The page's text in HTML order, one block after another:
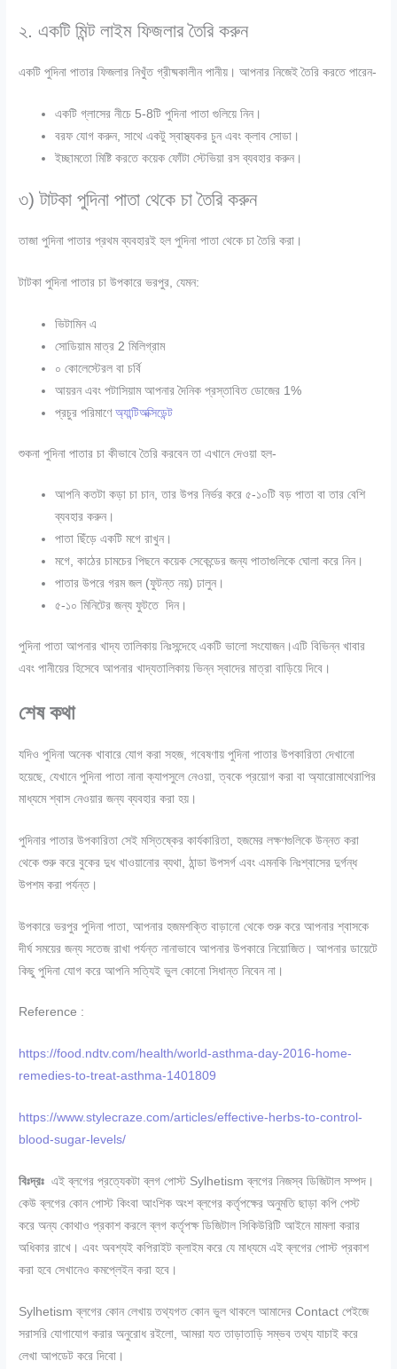
২. একটি মিন্ট লাইম ফিজলার তৈরি করুন
একটি পুদিনা পাতার ফিজলার নিখুঁত গ্রীষ্মকালীন পানীয়। আপনার নিজেই তৈরি করতে পারেন-
একটি গ্লাসের নীচে 5-8টি পুদিনা পাতা গুলিয়ে নিন।
বরফ যোগ করুন, সাথে একটু স্বাস্থ্যকর চুন এবং ক্লাব সোডা।
ইচ্ছামতো মিষ্টি করতে কয়েক ফোঁটা স্টেভিয়া রস ব্যবহার করুন।
৩) টাটকা পুদিনা পাতা থেকে চা তৈরি করুন
তাজা পুদিনা পাতার প্রথম ব্যবহারই হল পুদিনা পাতা থেকে চা তৈরি করা।
টাটকা পুদিনা পাতার চা উপকারে ভরপুর, যেমন:
ভিটামিন এ
সোডিয়াম মাত্র 2 মিলিগ্রাম
০ কোলেস্টেরল বা চর্বি
আয়রন এবং পটাসিয়াম আপনার দৈনিক প্রস্তাবিত ডোজের 1%
প্রচুর পরিমাণেঅ্যান্টিঅক্সিডেন্ট
শুকনা পুদিনা পাতার চা কীভাবে তৈরি করবেন তা এখানে দেওয়া হল-
আপনি কতটা কড়া চা চান, তার উপর নির্ভর করে ৫-১০টি বড় পাতা বা তার বেশি
ব্যবহার করুন।
পাতা ছিঁড়ে একটি মগে রাখুন।
মগে, কাঠের চামচের পিছনে কয়েক সেকেন্ডের জন্য পাতাগুলিকে ঘোলা করে নিন।
পাতার উপরে গরম জল (ফুটন্ত নয়) ঢালুন।
৫-১০ মিনিটের জন্য ফুটতে দিন।
পুদিনা পাতা আপনার খাদ্য তালিকায় নিঃসন্দেহে একটি ভালো সংযোজন।এটি বিভিন্ন খাবার
এবং পানীয়ের হিসেবে আপনার খাদ্যতালিকায় ভিন্ন স্বাদের মাত্রা বাড়িয়ে দিবে।
শেষ কথা
যদিও পুদিনা অনেক খাবারে যোগ করা সহজ, গবেষণায় পুদিনা পাতার উপকারিতা দেখানো
হয়েছে, যেখানে পুদিনা পাতা নানা ক্যাপসুলে নেওয়া, ত্বকে প্রয়োগ করা বা অ্যারোমাথেরাপির
মাধ্যমে শ্বাস নেওয়ার জন্য ব্যবহার করা হয়।
পুদিনার পাতার উপকারিতা সেই মস্তিষ্কের কার্যকারিতা, হজমের লক্ষণগুলিকে উন্নত করা
থেকে শুরু করে বুকের দুধ খাওয়ানোর ব্যথা, ঠান্ডা উপসর্গ এবং এমনকি নিঃশ্বাসের দুর্গন্ধ
উপশম করা পর্যন্ত।
উপকারে ভরপুর পুদিনা পাতা, আপনার হজমশক্তি বাড়ানো থেকে শুরু করে আপনার শ্বাসকে
দীর্ঘ সময়ের জন্য সতেজ রাখা পর্যন্ত নানাভাবে আপনার উপকারে নিয়োজিত। আপনার ডায়েটে
কিছু পুদিনা যোগ করে আপনি সত্যিই ভুল কোনো সিধান্ত নিবেন না।
Reference :
https://food.ndtv.com/health/world-asthma-day-2016-home-
remedies-to-treat-asthma-1401809
https://www.stylecraze.com/articles/effective-herbs-to-control-
blood-sugar-levels/
বিঃদ্রঃএই ব্লগের প্রত্যেকটা ব্লগ পোস্ট Sylhetism ব্লগের নিজস্ব ডিজিটাল সম্পদ।
কেউ ব্লগের কোন পোস্ট কিংবা আংশিক অংশ ব্লগের কর্তৃপক্ষের অনুমতি ছাড়া কপি পেস্ট
করে অন্য কোথাও প্রকাশ করলে ব্লগ কর্তৃপক্ষ ডিজিটাল সিকিউরিটি আইনে মামলা করার
অধিকার রাখে। এবং অবশ্যই কপিরাইট ক্লাইম করে যে মাধ্যমে এই ব্লগের পোস্ট প্রকাশ
করা হবে সেখানেও কমপ্লেইন করা হবে।
Sylhetism ব্লগের কোন লেখায় তথ্যগত কোন ভুল থাকলে আমাদের Contact পেইজে
সরাসরি যোগাযোগ করার অনুরোধ রইলো, আমরা যত তাড়াতাড়ি সম্ভব তথ্য যাচাই করে
লেখা আপডেট করে দিবো।